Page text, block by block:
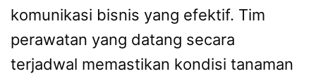
komunikasi bisnis yang efektif. Tim
perawatan yang datang secara
terjadwal memastikan kondisi tanaman